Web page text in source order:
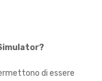
di essere